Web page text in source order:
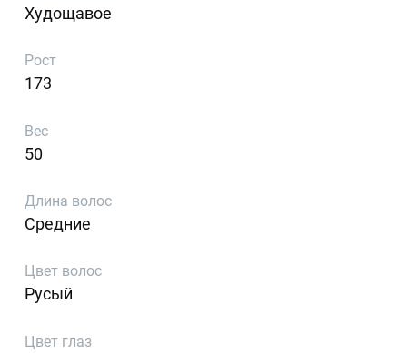
Худощавое
Рост
173
Вес
50
Длина волос
Средние
Цвет волос
Русый
Цвет глаз